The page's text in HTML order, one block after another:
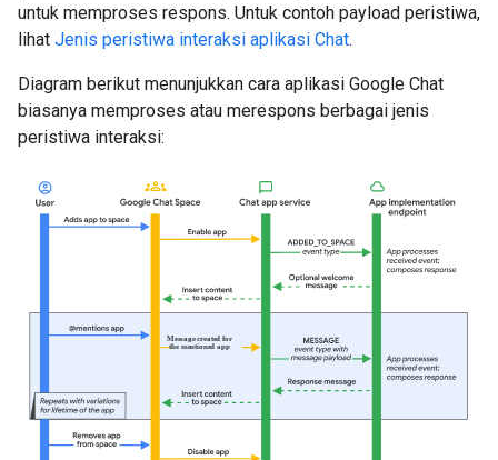
untuk memproses respons. Untuk contoh payload peristiwa,
lihat Jenis peristiwa interaksi aplikasi Chat.
Diagram berikut menunjukkan cara aplikasi Google Chat
biasanya memproses atau merespons berbagai jenis
peristiwa interaksi: